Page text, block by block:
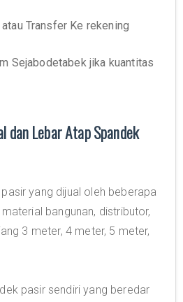
Transfer Ke rekening
Sejabodetabek jika kuantitas
dan Lebar Atap Spandek
yang dijual oleh beberapa
bangunan, distributor,
3 meter, 4 meter, 5 meter,
pasir sendiri yang beredar